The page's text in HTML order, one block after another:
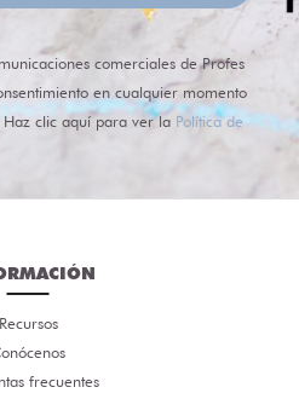
comerciales de Profes
en cualquier momento
Haz clic aquí para ver la Política de
Recursos
frecuentes